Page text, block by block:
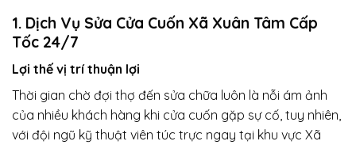
1. Dịch Vụ Sửa Cửa Cuốn Xã Xuân Tâm Cấp
Tốc 24/7
Lợi thế vị trí thuận lợi
Thời gian chờ đợi thợ đến sửa chữa luôn là nỗi ám ảnh
của nhiều khách hàng khi cửa cuốn gặp sự cố, tuy nhiên,
với đội ngũ kỹ thuật viên túc trực ngay tại khu vực Xã